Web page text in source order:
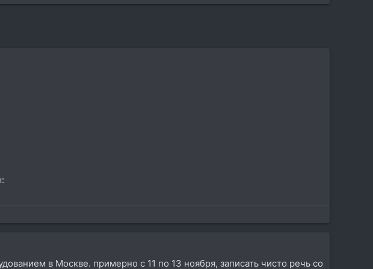
в Москве. примерно с 11 по 13 ноября, записать чисто речь со